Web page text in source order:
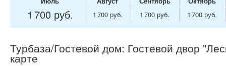
1 700 руб. 1 700 руб. 1 700 руб. 1 700 руб.
Турбаза/Гостевой дом: Гостевой двор
карте